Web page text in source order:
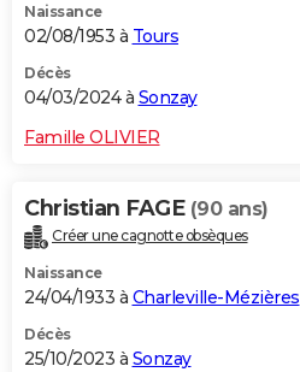
Naissance
02/08/1953 à Tours
Décès
04/03/2024 à Sonzay
Famille OLIVIER
Christian FAGE (90 ans)
Créer une cagnotte obsèques
Naissance
24/04/1933 à Charleville-Mézières
Décès
25/10/2023 à Sonzay